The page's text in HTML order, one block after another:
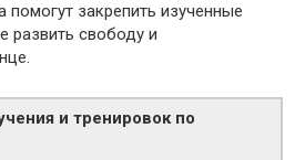
помогут закрепить изученные
развить свободу и
и тренировок по